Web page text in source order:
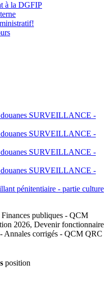
à la DGFIP
SURVEILLANCE -
SURVEILLANCE -
SURVEILLANCE -
SURVEILLANCE -
pénitentiaire - partie culture
publiques - QCM
2026, Devenir fonctionnaire
Annales corrigés - QCM QRC
position